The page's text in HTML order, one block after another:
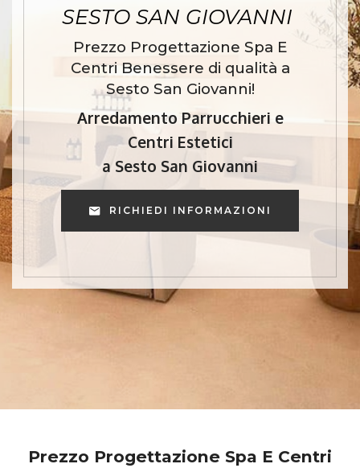
SESTO SAN GIOVANNI
Prezzo Progettazione Spa E
Centri Benessere di qualità a
Sesto San Giovanni!
Arredamento Parrucchieri e
Centri Estetici
a Sesto San Giovanni
RICHIEDI INFORMAZIONI
Prezzo Progettazione Spa E Centri